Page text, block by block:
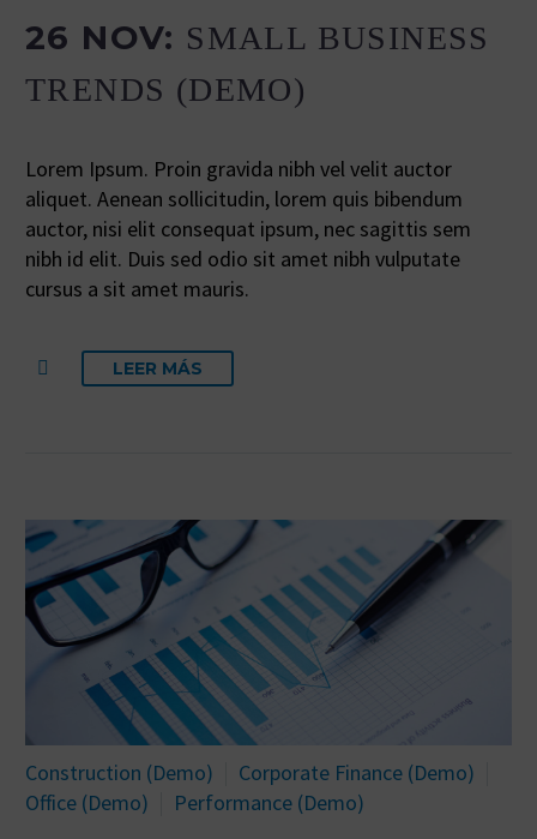
26 NOV: SMALL BUSINESS
TRENDS (DEMO)
Lorem Ipsum. Proin gravida nibh vel velit auctor
aliquet. Aenean sollicitudin, lorem quis bibendum
auctor, nisi elit consequat ipsum, nec sagittis sem
nibh id elit. Duis sed odio sit amet nibh vulputate
cursus a sit amet mauris.
LEER MÁS
Construction (Demo)
Corporate Finance (Demo)
Office (Demo)
Performance (Demo)